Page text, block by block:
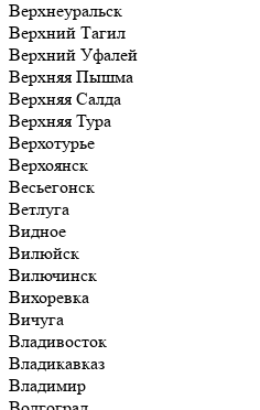
Верхнеуральск
Верхний Тагил
Верхний Уфалей
Верхняя Пышма
Верхняя Салда
Верхняя Тура
Верхотурье
Верхоянск
Весьегонск
Ветлуга
Видное
Вилюйск
Вилючинск
Вихоревка
Вичуга
Владивосток
Владикавказ
Владимир